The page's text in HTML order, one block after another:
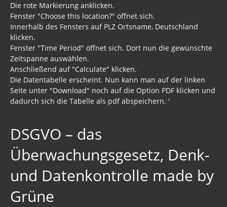
Die rote Markierung anklicken.
Fenster "Choose this location?" öffnet sich.
Innerhalb des Fensters auf PLZ Ortsname, Deutschland
klicken.
Fenster "Time Period" öffnet sich. Dort nun die gewünschte
Zeitspanne auswählen.
Anschließend auf "Calculate" klicken.
Die Datentabelle erscheint. Nun kann man auf der linken
Seite unter "Download" noch auf die Option PDF klicken und
dadurch sich die Tabelle als pdf abspeichern. '
DSGVO – das
Überwachungsgesetz, Denk-
und Datenkontrolle made by
Grüne